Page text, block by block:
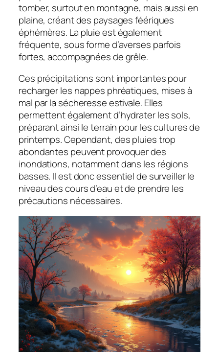
tomber, surtout en montagne, mais aussi en
plaine, créant des paysages féériques
éphémères. La pluie est également
fréquente, sous forme d’averses parfois
fortes, accompagnées de grêle.
Ces précipitations sont importantes pour
recharger les nappes phréatiques, mises à
mal par la sécheresse estivale. Elles
permettent également d’hydrater les sols,
préparant ainsi le terrain pour les cultures de
printemps. Cependant, des pluies trop
abondantes peuvent provoquer des
inondations, notamment dans les régions
basses. Il est donc essentiel de surveiller le
niveau des cours d’eau et de prendre les
précautions nécessaires.